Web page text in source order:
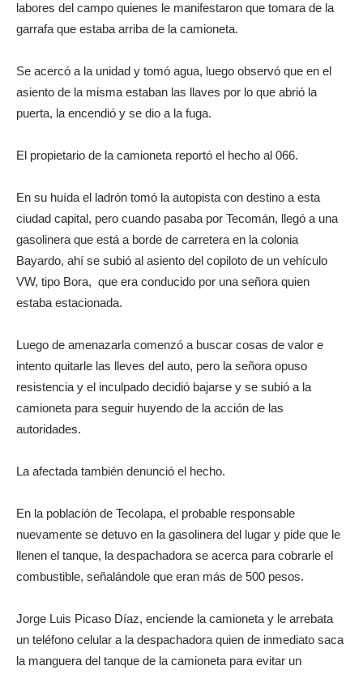
labores del campo quienes le manifestaron que tomara de la
garrafa que estaba arriba de la camioneta.
Se acercó a la unidad y tomó agua, luego observó que en el
asiento de la misma estaban las llaves por lo que abrió la
puerta, la encendió y se dio a la fuga.
El propietario de la camioneta reportó el hecho al 066.
En su huída el ladrón tomó la autopista con destino a esta
ciudad capital, pero cuando pasaba por Tecomán, llegó a una
gasolinera que está a borde de carretera en la colonia
Bayardo, ahí se subió al asiento del copiloto de un vehículo
VW, tipo Bora, que era conducido por una señora quien
estaba estacionada.
Luego de amenazarla comenzó a buscar cosas de valor e
intento quitarle las lleves del auto, pero la señora opuso
resistencia y el inculpado decidió bajarse y se subió a la
camioneta para seguir huyendo de la acción de las
autoridades.
La afectada también denunció el hecho.
En la población de Tecolapa, el probable responsable
nuevamente se detuvo en la gasolinera del lugar y pide que le
llenen el tanque, la despachadora se acerca para cobrarle el
combustible, señalándole que eran más de 500 pesos.
Jorge Luis Picaso Díaz, enciende la camioneta y le arrebata
un teléfono celular a la despachadora quien de inmediato saca
la manguera del tanque de la camioneta para evitar un